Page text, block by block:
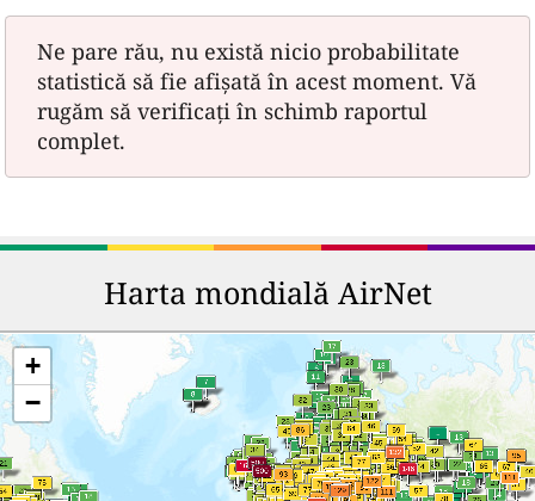
Ne pare rău, nu există nicio probabilitate
statistică să fie afișată în acest moment. Vă
rugăm să verificați în schimb raportul
complet.
Harta mondială AirNet
+
−